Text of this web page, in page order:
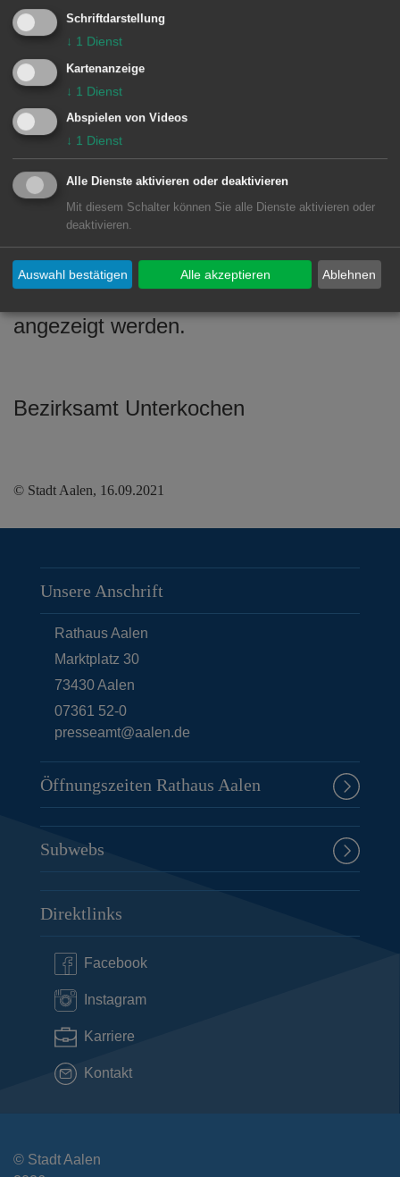
Die Bürgerinnen und Bürger werden,
auch im Interesse der eigenen
Sicherheit und unter Rücksichtnahme
auf die Nachbarschaft, um Verständnis
und Einsicht gebeten.
Zuwiderhandlungen können gerne dem
Bezirksamt Unterkochen gemeldet oder
angezeigt werden.
Bezirksamt Unterkochen
© Stadt Aalen, 16.09.2021
Unsere Anschrift
Rathaus Aalen
Marktplatz 30
73430Aalen
07361 52-0
presseamt@aalen.de
Öffnungszeiten Rathaus Aalen
Subwebs
Direktlinks
Facebook
Instagram
Karriere
Kontakt
© Stadt Aalen
Schriftdarstellung
↓ 1 Dienst
Kartenanzeige
↓ 1 Dienst
Abspielen von Videos
↓ 1 Dienst
Alle Dienste aktivieren oder deaktivieren
Mit diesem Schalter können Sie alle Dienste aktivieren oder
deaktivieren.
Ablehnen
Auswahl bestätigen Alle akzeptieren